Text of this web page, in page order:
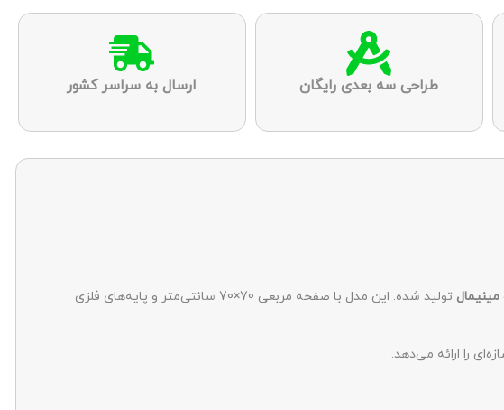
طراحی سه بعدی رایگان ارسال به سراسر کشور
تولید شده. این مدل با صفحه مربعی 70×70 سانتی‌متر و پایه‌های فلزی